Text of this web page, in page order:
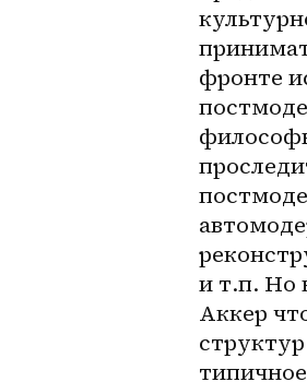
фронте
и т.п. Но
Аккер